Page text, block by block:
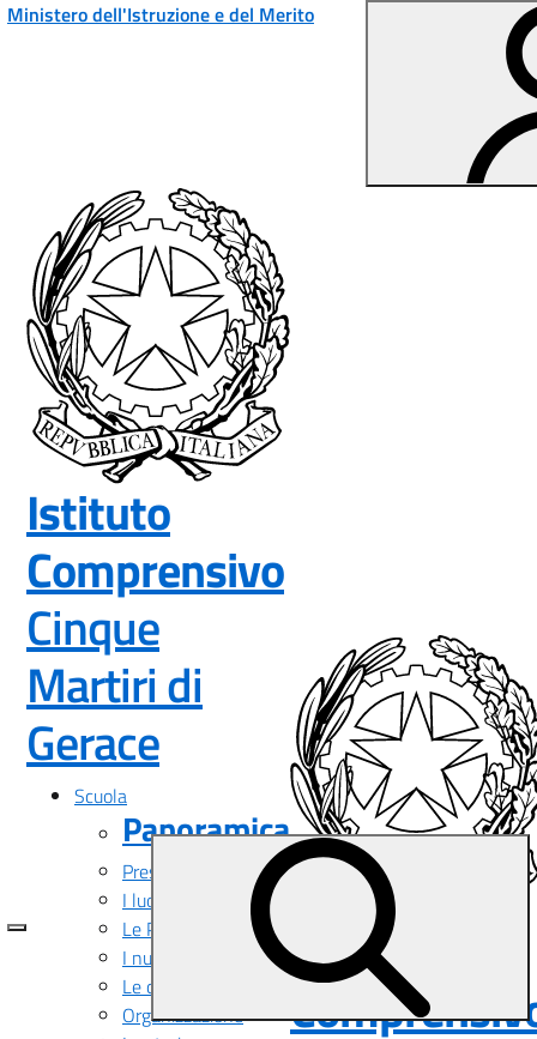
Vai ai contenuti
Vai al menu di navigazione
Vai al footer
Ministero dell'Istruzione e del Merito
Istituto
Comprensivo
Cinque
Martiri di
Gerace— Visita la pagina
Scuola
Panoramica
Presentazione
I luoghi
Le Persone
I numeri della scuola
Le carte della scuola
Organizzazione
Istituto